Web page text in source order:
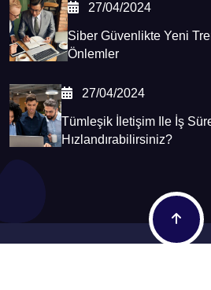
27/04/2024
Siber Güvenlikte Yeni
Önlemler
27/04/2024
Tümleşik İletişim Ile İş
Hızlandırabilirsiniz?